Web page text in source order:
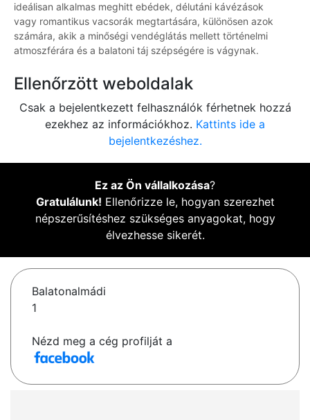
ideálisan alkalmas meghitt ebédek, délutáni kávézások
vagy romantikus vacsorák megtartására, különösen azok
számára, akik a minőségi vendéglátás mellett történelmi
atmoszférára és a balatoni táj szépségére is vágynak.
Ellenőrzött weboldalak
Csak a bejelentkezett felhasználók férhetnek hozzá
ezekhez az információkhoz. Kattints ide a
bejelentkezéshez.
Ez az Ön vállalkozása?
Gratulálunk! Ellenőrizze le, hogyan szerezhet
népszerűsítéshez szükséges anyagokat, hogy
élvezhesse sikerét.
Balatonalmádi
1
Nézd meg a cég profilját a